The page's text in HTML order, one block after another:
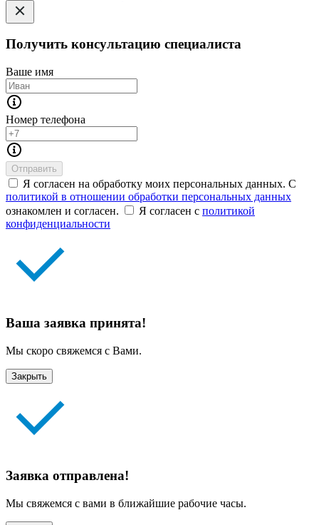
Получить консультацию специалиста
Ваше имя
Номер телефона
Отправить
Я согласен на обработку моих персональных данных. С
политикой в отношении обработки персональных данных
ознакомлен и согласен.
Я согласен с политикой
конфиденциальности
Ваша заявка принята!
Мы скоро свяжемся с Вами.
Закрыть
Заявка отправлена!
Мы свяжемся с вами в ближайшие рабочие часы.